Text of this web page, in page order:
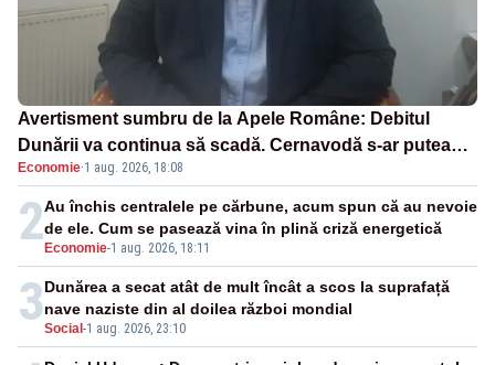
Avertisment sumbru de la Apele Române: Debitul
Dunării va continua să scadă. Cernavodă s-ar putea
închide în 4 zile
Economie·1 aug. 2026, 18:08
2 Economie-1 aug. 2026, 18:11
Au închis centralele pe cărbune, acum spun că au nevoie
de ele. Cum se pasează vina în plină criză energetică
3Social -1 aug. 2026, 23:10
Dunărea a secat atât de mult încât a scos la suprafață
nave naziste din al doilea război mondial